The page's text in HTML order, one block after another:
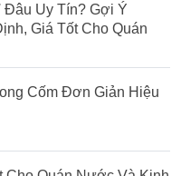
Đâu Uy Tín? Gợi Ý
Giá Tốt Cho Quán
Cốm Đơn Giản Hiệu